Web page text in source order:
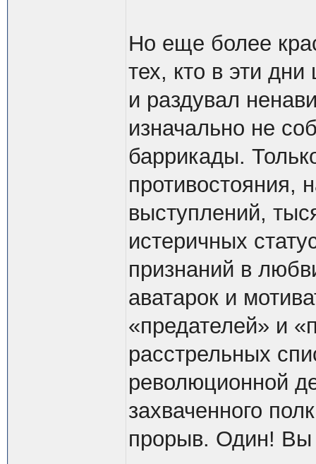
Но еще более
тех, кто в эти
и раздувал
изначально не
баррикады.
противостояния,
выступлений,
истеричных
признаний в
аватарок и
«предателей» и
расстрельных
революционной
захваченного
прорыв. Один! Вы